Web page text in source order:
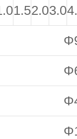
1.52.03.0